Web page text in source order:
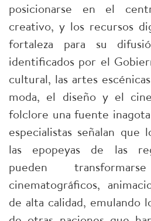
posicionarse en el
creativo, y los recursos
fortaleza para su
identificados por el
cultural, las artes
moda, el diseño y el
folclore una fuente
especialistas señalan que
las epopeyas de las
pueden
cinematográficos,
de alta calidad, emulando